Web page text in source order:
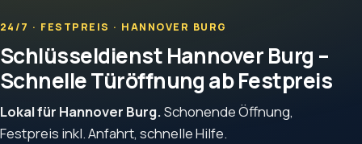
24/7 · FESTPREIS · HANNOVER BURG
Schlüsseldienst Hannover Burg –
Schnelle Türöffnung ab Festpreis
Lokal für Hannover Burg.Schonende Öffnung,
Festpreis inkl. Anfahrt, schnelle Hilfe.